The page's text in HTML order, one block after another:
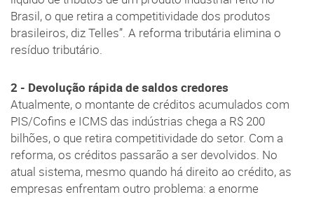
Brasil, o que retira a competitividade dos produtos
brasileiros, diz Telles”. A reforma tributária elimina o
resíduo tributário.
2 - Devolução rápida de saldos credores
Atualmente, o montante de créditos acumulados com
PIS/Cofins e ICMS das indústrias chega a R$ 200
bilhões, o que retira competitividade do setor. Com a
reforma, os créditos passarão a ser devolvidos. No
atual sistema, mesmo quando há direito ao crédito, as
empresas enfrentam outro problema: a enorme